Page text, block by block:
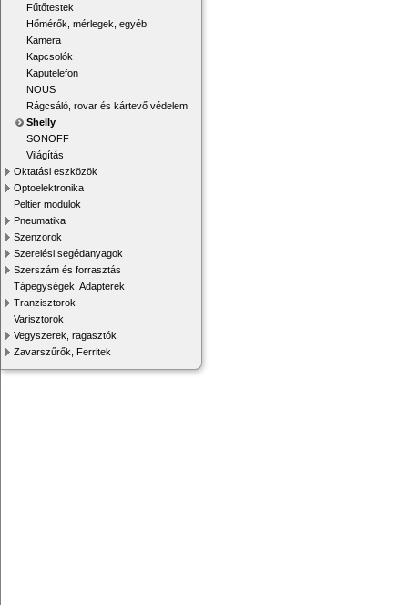
Fűtőtestek
Hőmérők, mérlegek, egyéb
Kamera
Kapcsolók
Kaputelefon
NOUS
Rágcsáló, rovar és kártevő védelem
Shelly
SONOFF
Világítás
Oktatási eszközök
Optoelektronika
Peltier modulok
Pneumatika
Szenzorok
Szerelési segédanyagok
Szerszám és forrasztás
Tápegységek, Adapterek
Tranzisztorok
Varisztorok
Vegyszerek, ragasztók
Zavarszűrők, Ferritek